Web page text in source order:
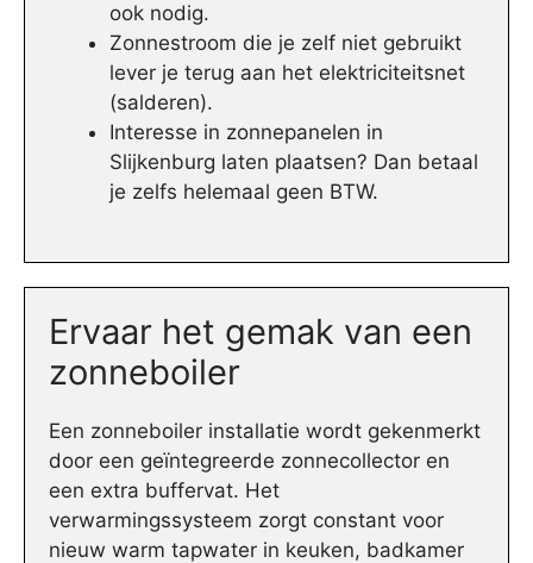
ook nodig.
Zonnestroom die je zelf niet gebruikt
lever je terug aan het elektriciteitsnet
(salderen).
Interesse in zonnepanelen in
Slijkenburg laten plaatsen? Dan betaal
je zelfs helemaal geen BTW.
Ervaar het gemak van een
zonneboiler
Een zonneboiler installatie wordt gekenmerkt
door een geïntegreerde zonnecollector en
een extra buffervat. Het
verwarmingssysteem zorgt constant voor
nieuw warm tapwater in keuken, badkamer